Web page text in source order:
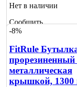
Нет в наличии
Сообщить
о наличии
-8%
FitRule
прорезиненный
металлическая
крышкой, 1300